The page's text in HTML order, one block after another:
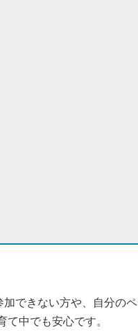
できない方や、自分の
中でも安心です。